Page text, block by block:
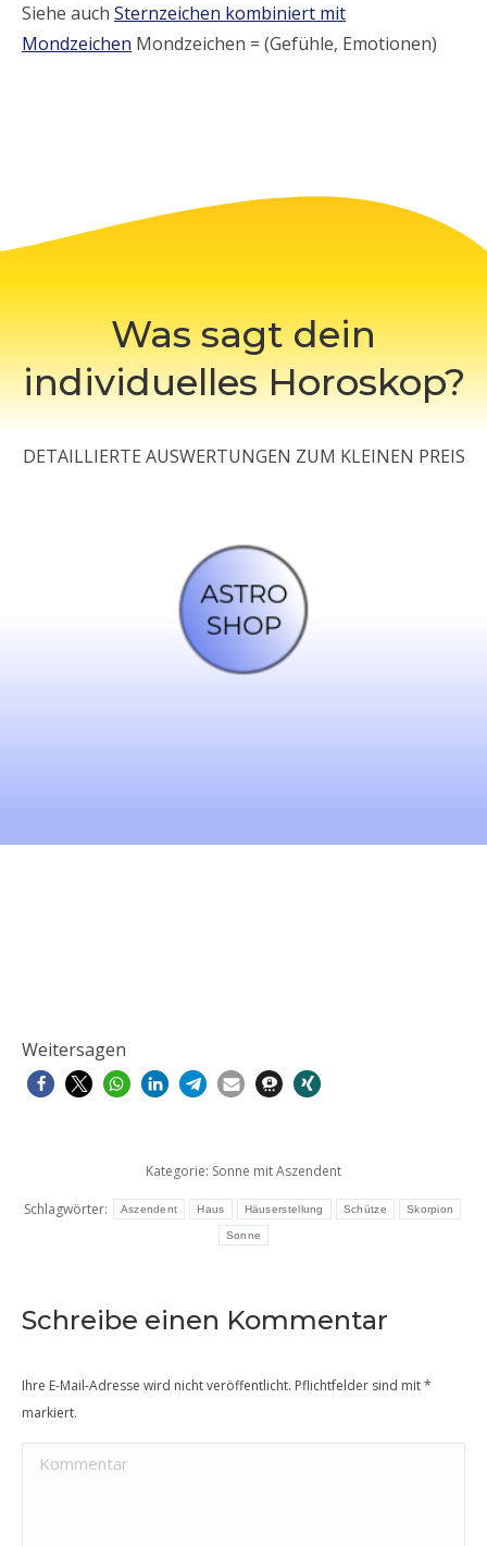
Siehe auch Sternzeichen kombiniert mit
Mondzeichen Mondzeichen = (Gefühle, Emotionen)
Was sagt dein
individuelles Horoskop?
DETAILLIERTE AUSWERTUNGEN ZUM KLEINEN PREIS
Weitersagen
Kategorie: Sonne mit Aszendent
Schlagwörter: Aszendent Haus Häuserstellung Schütze Skorpion
Sonne
Schreibe einen Kommentar
Ihre E-Mail-Adresse wird nicht veröffentlicht. Pflichtfelder sind mit*
markiert.
Kommentar